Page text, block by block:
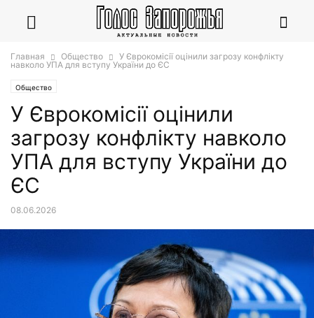
Главная Общество
У Єврокомісії оцінили загрозу конфлікту
навколо УПА для вступу України до ЄС
Общество
У Єврокомісії оцінили
загрозу конфлікту навколо
УПА для вступу України до
ЄС
08.06.2026